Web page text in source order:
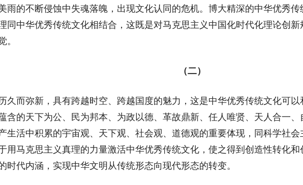
雨的不断侵蚀中失魂落魄，出现文化认同的危机。博大精深的中华优秀
同中华优秀传统文化相结合，这既是对马克思主义中国化时代化理论创
。
（二）
而弥新，具有跨越时空、跨越国度的魅力，这是中华优秀传统文化可以
含的天下为公、民为邦本、为政以德、革故鼎新、任人唯贤、天人合一
生活中积累的宇宙观、天下观、社会观、道德观的重要体现，同科学社
用马克思主义真理的力量激活中华优秀传统文化，使之得到创造性转化
时代内涵，实现中华文明从传统形态向现代形态的转变。